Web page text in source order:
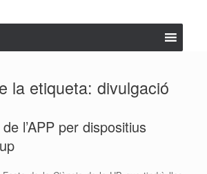
la etiqueta: divulgació
l’APP per dispositius